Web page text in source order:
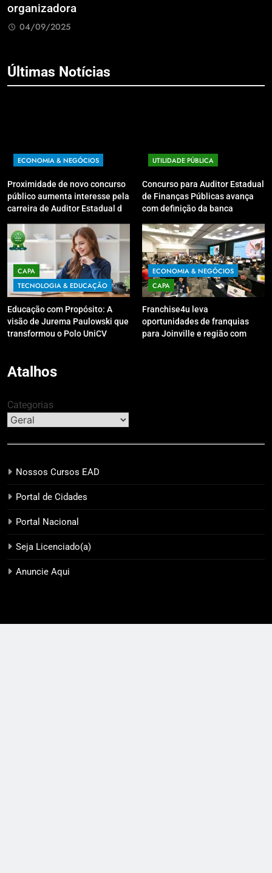
organizadora
04/09/2025
Últimas Notícias
ECONOMIA & NEGÓCIOS
Proximidade de novo concurso
público aumenta interesse pela
carreira de Auditor Estadual de
Youtube irá sanar dúvidas
UTILIDADE PÚBLICA
Concurso para Auditor Estadual
de Finanças Públicas avança
com definição da banca
CAPA
TECNOLOGIA & EDUCAÇÃO
Educação com Propósito: A
visão de Jurema Paulowski que
transformou o Polo UniCV
ECONOMIA & NEGÓCIOS
CAPA
Franchise4u leva
oportunidades de franquias
para Joinville e região com
Atalhos
Categorias
Nossos Cursos EAD
Portal de Cidades
Portal Nacional
Seja Licenciado(a)
Anuncie Aqui